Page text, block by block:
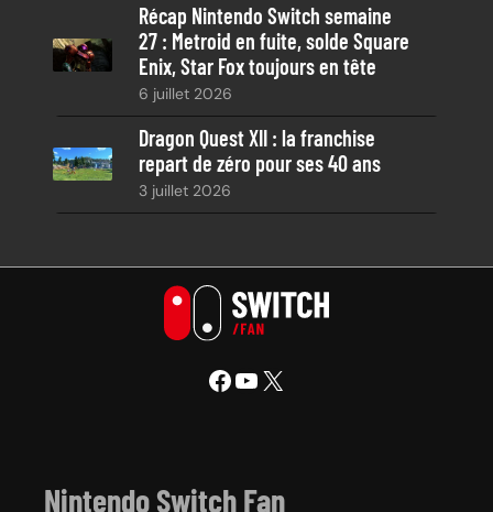
Récap Nintendo Switch semaine
27 : Metroid en fuite, solde Square
Enix, Star Fox toujours en tête
6 juillet 2026
Dragon Quest XII : la franchise
repart de zéro pour ses 40 ans
3 juillet 2026
Facebook YouTube X
Nintendo Switch Fan